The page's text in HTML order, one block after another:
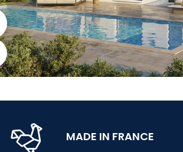
Voir Vidéo
Agrandir
MADE IN FRANCE